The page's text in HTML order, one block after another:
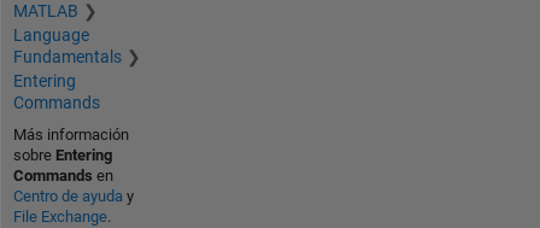
MATLAB
Language
Fundamentals
Entering
Commands
Más información
sobre Entering
Commands en
Centro de ayuday
File Exchange.